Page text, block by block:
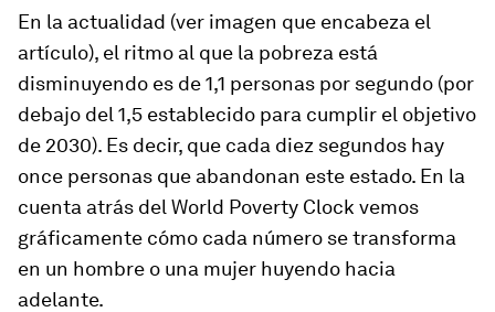
En la actualidad (ver imagen que encabeza el
artículo), el ritmo al que la pobreza está
disminuyendo es de 1,1 personas por segundo (por
debajo del 1,5 establecido para cumplir el objetivo
de 2030). Es decir, que cada diez segundos hay
once personas que abandonan este estado. En la
cuenta atrás del World Poverty Clock vemos
gráficamente cómo cada número se transforma
en un hombre o una mujer huyendo hacia
adelante.